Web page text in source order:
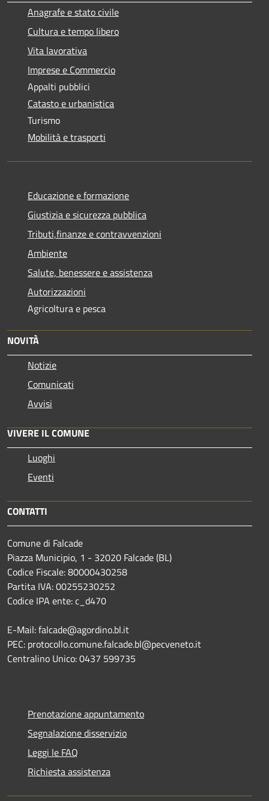
Anagrafe e stato civile
Cultura e tempo libero
Vita lavorativa
Imprese e Commercio
Appalti pubblici
Catasto e urbanistica
Turismo
Mobilità e trasporti
Educazione e formazione
Giustizia e sicurezza pubblica
Tributi,finanze e contravvenzioni
Ambiente
Salute, benessere e assistenza
Autorizzazioni
Agricoltura e pesca
NOVITÀ
Notizie
Comunicati
Avvisi
VIVERE IL COMUNE
Luoghi
Eventi
CONTATTI
Comune di Falcade
Piazza Municipio, 1 - 32020 Falcade (BL)
Codice Fiscale: 80000430258
Partita IVA: 00255230252
Codice IPA ente: c_d470
E-Mail: falcade@agordino.bl.it
PEC: protocollo.comune.falcade.bl@pecveneto.it
Centralino Unico: 0437 599735
Prenotazione appuntamento
Segnalazione disservizio
Leggi le FAQ
Richiesta assistenza